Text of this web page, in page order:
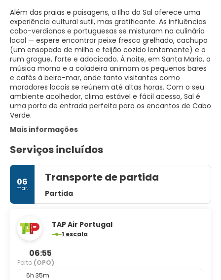
Além das praias e paisagens, a Ilha do Sal oferece uma
experiência cultural sutil, mas gratificante. As influências
cabo-verdianas e portuguesas se misturam na culinária
local — espere encontrar peixe fresco grelhado, cachupa
(um ensopado de milho e feijão cozido lentamente) e o
rum grogue, forte e adocicado. À noite, em Santa Maria, a
música morna e a coladeira animam os pequenos bares
e cafés à beira-mar, onde tanto visitantes como
moradores locais se reúnem até altas horas. Com o seu
ambiente acolhedor, clima estável e fácil acesso, Sal é
uma porta de entrada perfeita para os encantos de Cabo
Verde.
Mais informações
Serviços incluídos
06
mar.
Transporte de partida
Partida
TAP Air Portugal
1 escala
06:55
Porto (OPO)
6h 35m